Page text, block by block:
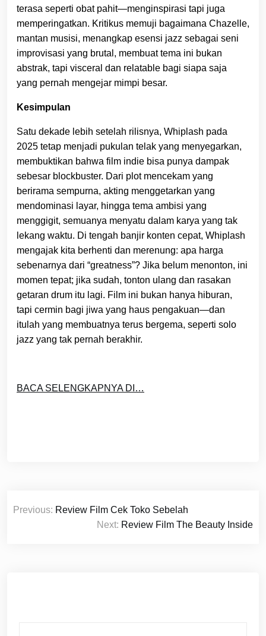
terasa seperti obat pahit—menginspirasi tapi juga
memperingatkan. Kritikus memuji bagaimana Chazelle,
mantan musisi, menangkap esensi jazz sebagai seni
improvisasi yang brutal, membuat tema ini bukan
abstrak, tapi visceral dan relatable bagi siapa saja
yang pernah mengejar mimpi besar.
Kesimpulan
Satu dekade lebih setelah rilisnya, Whiplash pada
2025 tetap menjadi pukulan telak yang menyegarkan,
membuktikan bahwa film indie bisa punya dampak
sebesar blockbuster. Dari plot mencekam yang
berirama sempurna, akting menggetarkan yang
mendominasi layar, hingga tema ambisi yang
menggigit, semuanya menyatu dalam karya yang tak
lekang waktu. Di tengah banjir konten cepat, Whiplash
mengajak kita berhenti dan merenung: apa harga
sebenarnya dari “greatness”? Jika belum menonton, ini
momen tepat; jika sudah, tonton ulang dan rasakan
getaran drum itu lagi. Film ini bukan hanya hiburan,
tapi cermin bagi jiwa yang haus pengakuan—dan
itulah yang membuatnya terus bergema, seperti solo
jazz yang tak pernah berakhir.
BACA SELENGKAPNYA DI…
Post
Previous: Review Film Cek Toko Sebelah
Next: Review Film The Beauty Inside